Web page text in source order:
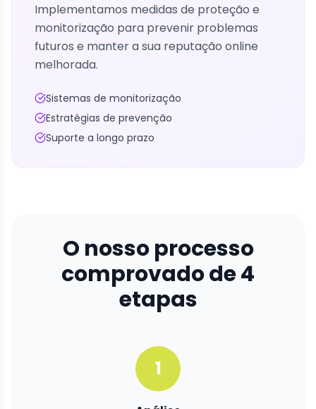
Implementamos medidas de proteção e
monitorização para prevenir problemas
futuros e manter a sua reputação online
melhorada.
Sistemas de monitorização
Estratégias de prevenção
Suporte a longo prazo
O nosso processo
comprovado de 4
etapas
1